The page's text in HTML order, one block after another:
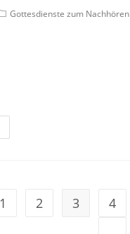
Gottesdienste zum Nachhören
1 2 3 4